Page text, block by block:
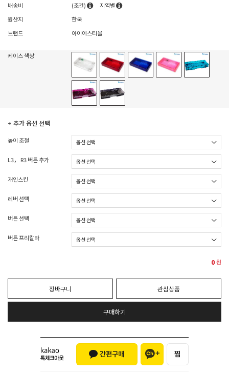
배송비
(조건)
지역별
원산지
한국
브랜드
아이에스티몰
케이스 색상
+ 추가 옵션 선택
높이 조절
L3， R3 버튼 추가
개인스킨
레버 선택
버튼 선택
버튼 프리칼라
0원
장바구니 관심상품
구매하기